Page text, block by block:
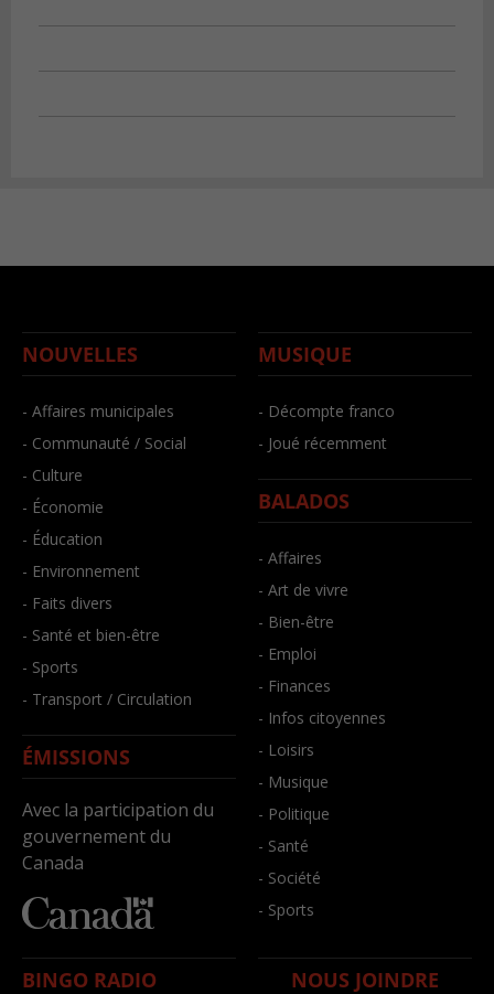
NOUVELLES
- Affaires municipales
- Communauté / Social
- Culture
- Économie
- Éducation
- Environnement
- Faits divers
- Santé et bien-être
- Sports
- Transport / Circulation
ÉMISSIONS
Avec la participation du
gouvernement du
Canada
MUSIQUE
- Décompte franco
- Joué récemment
BALADOS
- Affaires
- Art de vivre
- Bien-être
- Emploi
- Finances
- Infos citoyennes
- Loisirs
- Musique
- Politique
- Santé
- Société
- Sports
BINGO RADIO NOUS JOINDRE